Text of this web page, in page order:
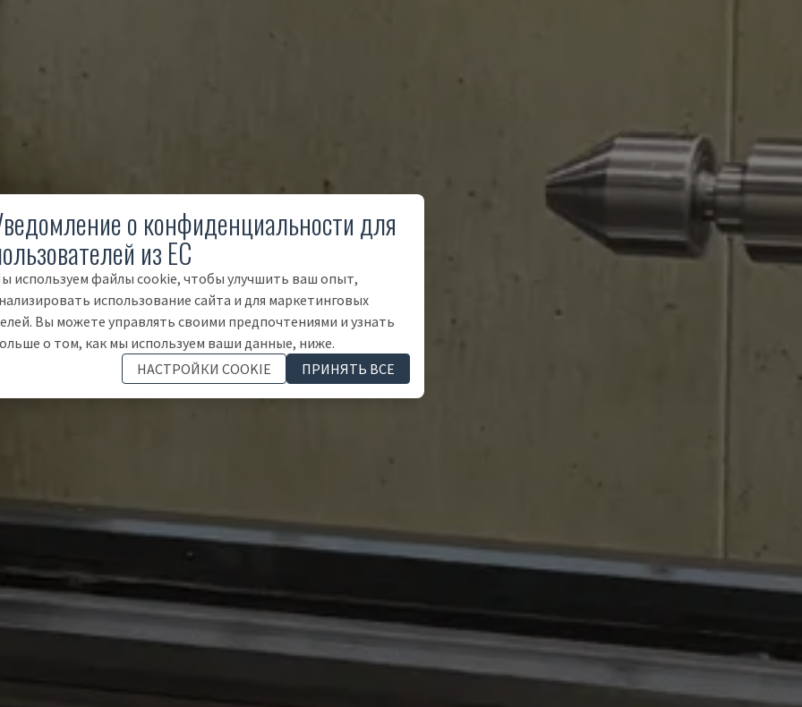
о конфиденциальности для
из ЕС
используем файлы cookie, чтобы улучшить ваш опыт,
использование сайта и для маркетинговых
Вы можете управлять своими предпочтениями и узнать
о том, как мы используем ваши данные, ниже.
НАСТРОЙКИ COOKIE
ПРИНЯТЬ ВСЕ